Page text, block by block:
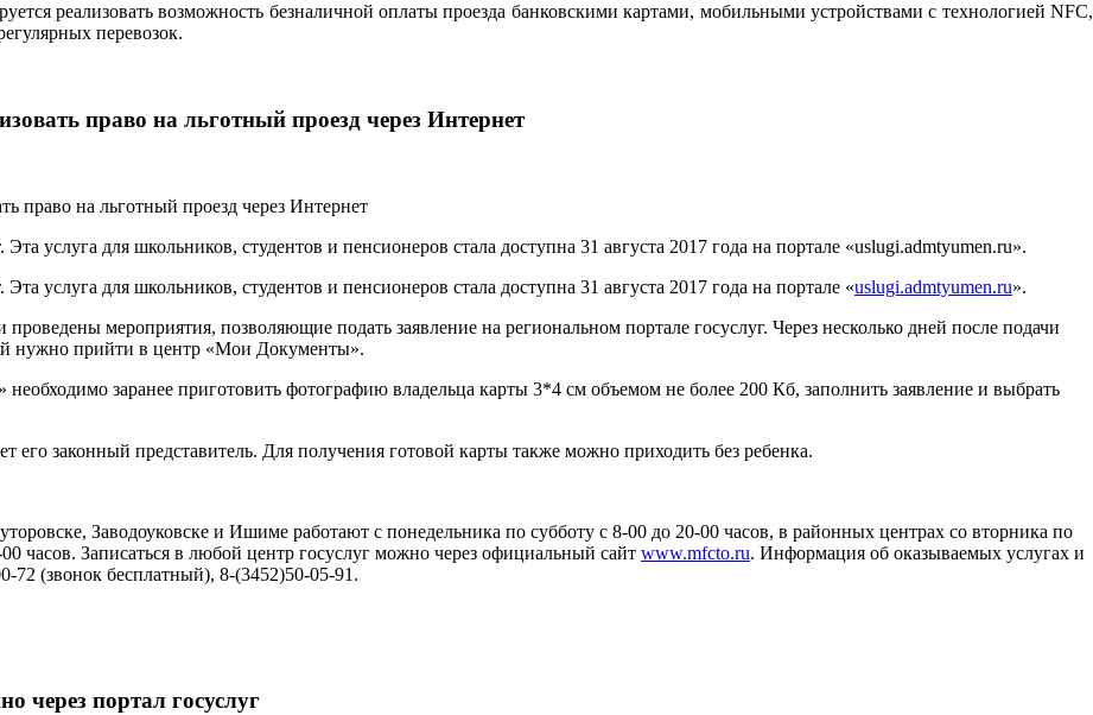
реализовать возможность безналичной оплаты проезда банковскими картами, мобильными устройствами с технологией NFC,
перевозок.
право на льготный проезд через Интернет
услуга для школьников, студентов и пенсионеров стала доступна 31 августа 2017 года на портале «uslugi.admtyumen.ru».
услуга для школьников, студентов и пенсионеров стала доступна 31 августа 2017 года на портале «uslugi.admtyumen.ru».
мероприятия, позволяющие подать заявление на региональном портале госуслуг. Через несколько дней после подачи
нужно прийти в центр «Мои Документы».
заранее приготовить фотографию владельца карты 3*4 см объемом не более 200 Кб, заполнить заявление и выбрать
его законный представитель. Для получения готовой карты также можно приходить без ребенка.
Заводоуковске и Ишиме работают с понедельника по субботу с 8-00 до 20-00 часов, в районных центрах со вторника по
часов. Записаться в любой центр госуслуг можно через официальный сайт www.mfcto.ru. Информация об оказываемых услугах и
72 (звонок бесплатный), 8-(3452)50-05-91.
через портал госуслуг